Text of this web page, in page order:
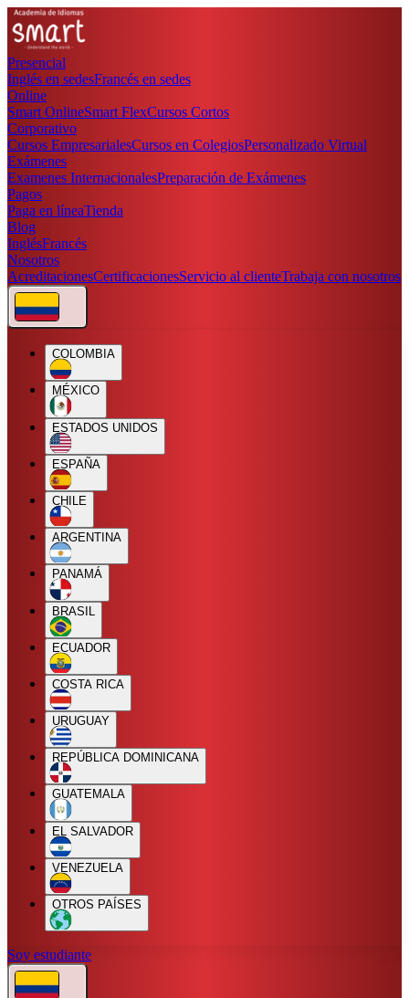
Presencial
Inglés en sedesFrancés en sedes
Online
Smart OnlineSmart FlexCursos Cortos
Corporativo
Cursos EmpresarialesCursos en ColegiosPersonalizado Virtual
Exámenes
Examenes InternacionalesPreparación de Exámenes
Pagos
Paga en líneaTienda
Blog
InglésFrancés
Nosotros
AcreditacionesCertificacionesServicio al clienteTrabaja con nosotros
COLOMBIA
MÉXICO
ESTADOS UNIDOS
ESPAÑA
CHILE
ARGENTINA
PANAMÁ
BRASIL
ECUADOR
COSTA RICA
URUGUAY
REPÚBLICA DOMINICANA
GUATEMALA
EL SALVADOR
VENEZUELA
OTROS PAÍSES
Soy estudiante